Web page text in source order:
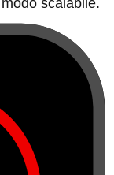
scalabile.